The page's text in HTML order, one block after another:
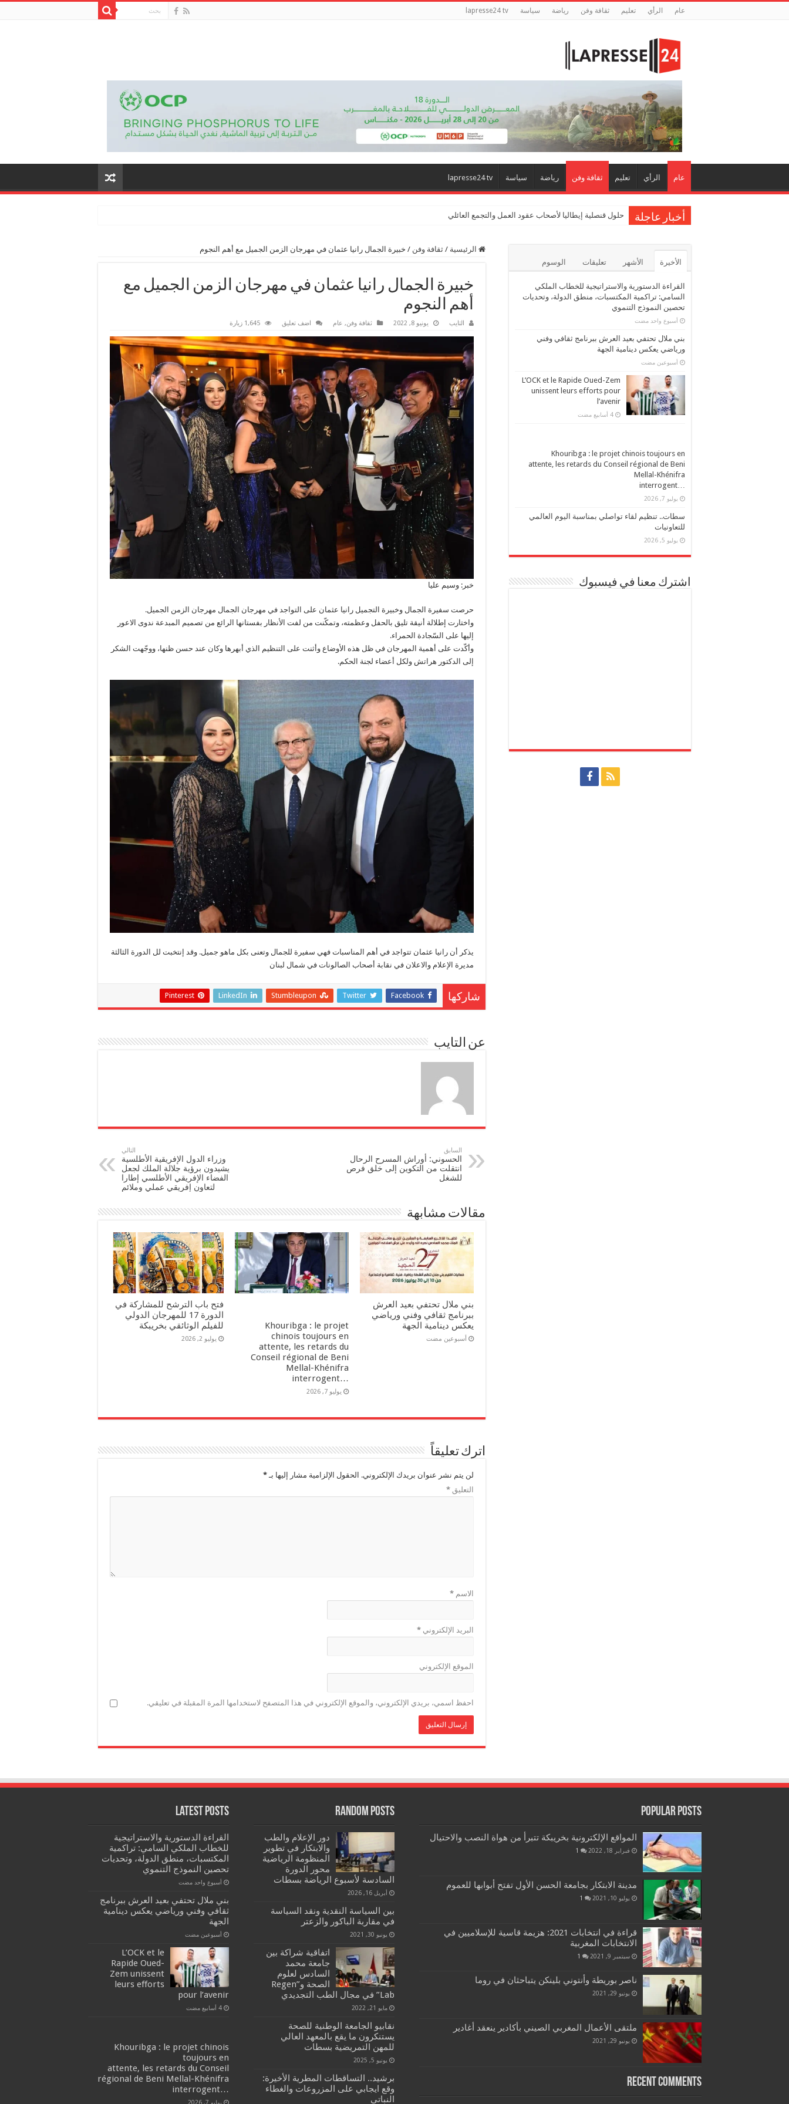
عام الرأي تعليم ثقافة وفن رياضة سياسة lapresse24 tv
عام الرأي تعليم ثقافة وفن رياضة سياسة lapresse24 tv
أخبار عاجلة حلول قنصلية إيطاليا لأصحاب عقود العمل والتجمع العائلي
الرئيسية / ثقافة وفن / خبيرة الجمال رانيا عثمان في مهرجان الزمن الجميل مع أهم النجوم
خبيرة الجمال رانيا عثمان في مهرجان الزمن الجميل مع
أهم النجوم
التايب يونيو 8, 2022 ثقافة وفن, عام اضف تعليق 1,645 زيارة
خبر: وسيم عليا
حرصت سفيرة الجمال وخبيرة التجميل رانيا عثمان على التواجد في مهرجان الجمال مهرجان الزمن الجميل.
واختارت إطلالة أنيقة تليق بالحفل وعظمته، وتمكّنت من لفت الأنظار بفستانها الرائع من تصميم المبدعة ندوى الاعور
إليها على السّجادة الحمراء.
وأكّدت على أهمية المهرجان في ظل هذه الأوضاع وأثنت على التنظيم الذي أبهرها وكان عند حسن ظنها، ووجّهت الشكر
إلى الدكتور هراتش ولكل أعضاء لجنة الحكم.
يذكر أن رانيا عثمان تتواجد في أهم المناسبات فهي سفيرة للجمال وتعنى بكل ماهو جميل. وقد إنتخبت لل الدورة الثالثة
مديرة الإعلام والاعلان في نقابة أصحاب الصالونات في شمال لبنان
شاركها Facebook
Twitter
Stumbleupon
LinkedIn
Pinterest
عن التايب
السابق
الحسوني: أوراش المسرح الرحال
انتقلت من التكوين إلى خلق فرص
للشغل
التالي
وزراء الدول الإفريقية الأطلسية
يشيدون برؤية جلالة الملك لجعل
الفضاء الإفريقي الأطلسي إطارا
لتعاون إفريقي عملي وملائم
مقالات مشابهة
بني ملال تحتفي بعيد العرش
ببرنامج ثقافي وفني ورياضي
يعكس دينامية الجهة
‏أسبوعين مضت
Khouribga : le projet
chinois toujours en
attente, les retards du
Conseil régional de Beni
Mellal-Khénifra
…interrogent
يوليو 7, 2026
فتح باب الترشح للمشاركة في
الدورة 17 للمهرجان الدولي
للفيلم الوثائقي بخريبكة
يوليو 2, 2026
اترك تعليقاً
لن يتم نشر عنوان بريدك الإلكتروني. الحقول الإلزامية مشار إليها بـ *
التعليق *
الاسم *
البريد الإلكتروني *
الموقع الإلكتروني
احفظ اسمي، بريدي الإلكتروني، والموقع الإلكتروني في هذا المتصفح لاستخدامها المرة المقبلة في تعليقي.
الأخيرة الأشهر تعليقات الوسوم
القراءة الدستورية والاستراتيجية للخطاب الملكي
السامي: تراكمية المكتسبات، منطق الدولة، وتحديات
تحصين النموذج التنموي
‏أسبوع واحد مضت
بني ملال تحتفي بعيد العرش ببرنامج ثقافي وفني
ورياضي يعكس دينامية الجهة
‏أسبوعين مضت
L’OCK et le Rapide Oued-Zem
unissent leurs efforts pour
l’avenir
Khouribga : le projet chinois toujours en
attente, les retards du Conseil régional de Beni
Mellal-Khénifra
يوليو 7, 2026
سطات.. تنظيم لقاء تواصلي بمناسبة اليوم العالمي
للتعاونيات
يوليو 5, 2026
اشترك معنا في فيسبوك
Popular Posts
المواقع الإلكترونية بخريبكة تتبرأ من هواة النصب والاحتيال
فبراير 18, 2022 1
مدينة الابتكار بجامعة الحسن الأول تفتح أبوابها للعموم
يوليو 10, 2021 1
قراءة في انتخابات 2021: هزيمة قاسية للإسلاميين في
الانتخابات المغربية
سبتمبر 9, 2021 1
ناصر بوريطة وأنتوني بلينكن يتباحثان في روما
يونيو 29, 2021
ملتقى الأعمال المغربي الصيني بأكادير ينعقد أغادير
يونيو 29, 2021
Recent Comments
Random Posts
دور الإعلام والطب
والابتكار في تطوير
المنظومة الرياضية
محور الدورة
السادسة لأسبوع الرياضة بسطات
أبريل 16, 2026
بين السياسة النقدية ونقد السياسة
في مقاربة الباكور والزعتر
يونيو 30, 2021
اتفاقية شراكة بين
جامعة محمد
السادس لعلوم
الصحة و”Regen
Lab” في مجال الطب التجديدي
مايو 21, 2022
نقابيو الجامعة الوطنية للصحة
يستنكرون ما يقع بالمعهد العالي
للمهن التمريضية بسطات
يونيو 5, 2025
برشيد.. التساقطات المطرية الأخيرة:
وقع ايجابي على المزروعات والغطاء
النباتي
Latest Posts
القراءة الدستورية والاستراتيجية
للخطاب الملكي السامي: تراكمية
المكتسبات، منطق الدولة، وتحديات
تحصين النموذج التنموي
‏أسبوع واحد مضت
بني ملال تحتفي بعيد العرش ببرنامج
ثقافي وفني ورياضي يعكس دينامية
الجهة
‏أسبوعين مضت
L’OCK et le
Rapide Oued-
Zem unissent
leurs efforts
pour l’avenir
‏4 أسابيع مضت
Khouribga : le projet chinois
toujours en
attente, les retards du Conseil
régional de Beni Mellal-Khénifra
…interrogent
يوليو 7, 2026